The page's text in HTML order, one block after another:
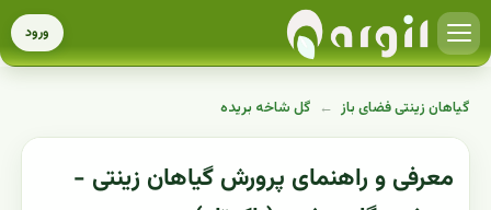
ورود
گیاهان زینتی فضای باز ← گل شاخه بریده
معرفی و راهنمای پرورش گیاهان زینتی -